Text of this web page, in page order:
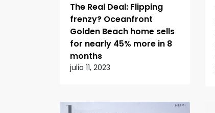
The Real Deal: Flipping
frenzy? Oceanfront
Golden Beach home sells
for nearly 45% more in 8
months
julio 11, 2023